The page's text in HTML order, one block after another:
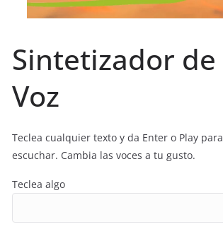
Sintetizador de
Voz
Teclea cualquier texto y da Enter o Play para
escuchar. Cambia las voces a tu gusto.
Teclea algo